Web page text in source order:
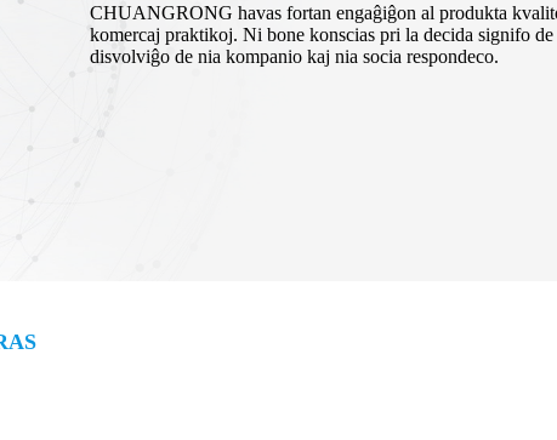
CHUANGRONG havas fortan engaĝiĝon al produkta
komercaj praktikoj. Ni bone konscias pri la decida signifo
disvolviĝo de nia kompanio kaj nia socia respondeco.